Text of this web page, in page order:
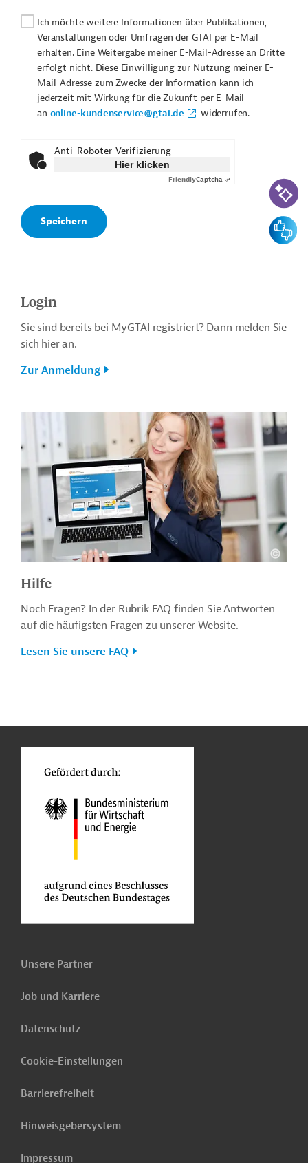
Ich möchte weitere Informationen über Publikationen,
Veranstaltungen oder Umfragen der GTAI per E-Mail
erhalten. Eine Weitergabe meiner E-Mail-Adresse an Dritte
erfolgt nicht. Diese Einwilligung zur Nutzung meiner E-
Mail-Adresse zum Zwecke der Information kann ich
jederzeit mit Wirkung für die Zukunft per E-Mail
an online-kundenservice@gtai.de widerrufen.
Anti-Roboter-Verifizierung
Hier klicken
FriendlyCaptcha ⇗
Login
Sie sind bereits bei MyGTAI registriert? Dann melden Sie
sich hier an.
Zur Anmeldung
Hilfe
Noch Fragen? In der Rubrik FAQ finden Sie Antworten
auf die häufigsten Fragen zu unserer Website.
Lesen Sie unsere FAQ
Unsere Partner
Job und Karriere
Datenschutz
Cookie-Einstellungen
Barrierefreiheit
Hinweisgebersystem
Impressum
KI-